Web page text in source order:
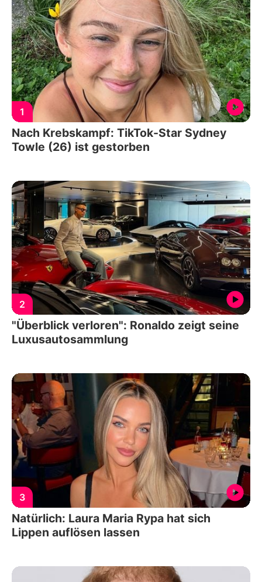
1
Nach Krebskampf: TikTok-Star Sydney
Towle (26) ist gestorben
2
"Überblick verloren": Ronaldo zeigt seine
Luxusautosammlung
3
Natürlich: Laura Maria Rypa hat sich
Lippen auflösen lassen